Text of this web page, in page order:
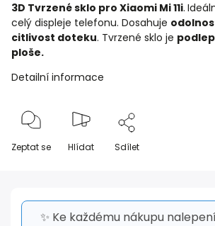
3D Tvrzené sklo pro Xiaomi Mi 11i.
celý displeje telefonu. Dosahuje
citlivost doteku. Tvrzené sklo je
ploše.
Detailní informace
Zeptat se Hlídat Sdílet
✨ Ke každému nákupu